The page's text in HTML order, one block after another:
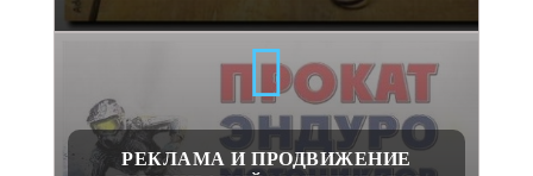
РЕКЛАМА И ПРОДВИЖЕНИЕ